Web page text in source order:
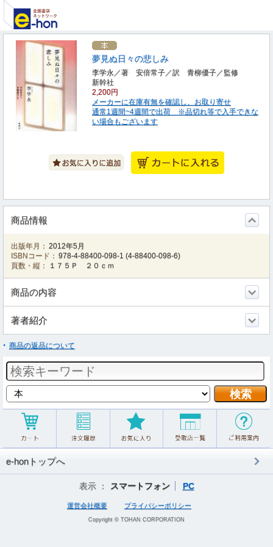
夢見ぬ日々の悲しみ
李学永／著 安倍常子／訳 青柳優子／監修
新幹社
2,200円
メーカーに在庫有無を確認し、お取り寄せ
通常1週間~4週間で出荷 ※品切れ等で入手できな
い場合もございます
商品情報
出版年月： 2012年5月
ISBNコード： 978-4-88400-098-1 (4-88400-098-6)
頁数・縦：
１７５Ｐ ２０ｃｍ
商品の内容
著者紹介
商品の返品について
e-honトップへ
表示 ： スマートフォン PC
運営会社概要 プライバシーポリシー
Copyright © TOHAN CORPORATION